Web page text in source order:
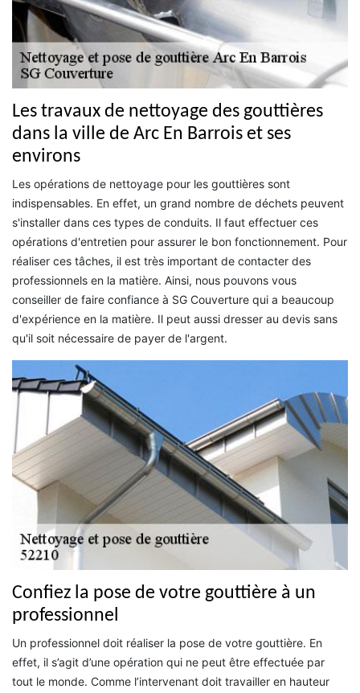
Les travaux de nettoyage des gouttières
dans la ville de Arc En Barrois et ses
environs
Les opérations de nettoyage pour les gouttières sont
indispensables. En effet, un grand nombre de déchets peuvent
s'installer dans ces types de conduits. Il faut effectuer ces
opérations d'entretien pour assurer le bon fonctionnement. Pour
réaliser ces tâches, il est très important de contacter des
professionnels en la matière. Ainsi, nous pouvons vous
conseiller de faire confiance à SG Couverture qui a beaucoup
d'expérience en la matière. Il peut aussi dresser au devis sans
qu'il soit nécessaire de payer de l'argent.
Confiez la pose de votre gouttière à un
professionnel
Un professionnel doit réaliser la pose de votre gouttière. En
effet, il s’agit d’une opération qui ne peut être effectuée par
tout le monde. Comme l’intervenant doit travailler en hauteur